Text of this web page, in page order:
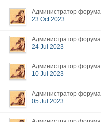
Администратор форума
23 Oct 2023
Администратор форума
24 Jul 2023
Администратор форума
10 Jul 2023
Администратор форума
05 Jul 2023